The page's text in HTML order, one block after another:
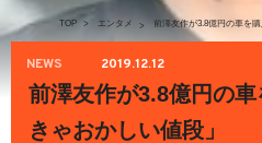
TOP > エンタメ >
NEWS 2019.12.12
前澤友作が3.8億円の
きゃおかしい値段」